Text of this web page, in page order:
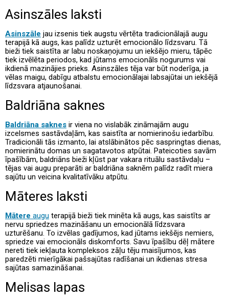
Asinszāles laksti
Asinszāle jau izsenis tiek augstu vērtēta tradicionālajā augu
terapijā kā augs, kas palīdz uzturēt emocionālo līdzsvaru. Tā
bieži tiek saistīta ar labu noskaņojumu un iekšējo mieru, tāpēc
tiek izvēlēta periodos, kad jūtams emocionāls nogurums vai
ikdienā mazinājies prieks. Asinszāles tēja var būt noderīga, ja
vēlas maigu, dabīgu atbalstu emocionālajai labsajūtai un iekšējā
līdzsvara atjaunošanai.
Baldriāna saknes
Baldriāna saknes ir viena no vislabāk zināmajām augu
izcelsmes sastāvdaļām, kas saistīta ar nomierinošu iedarbību.
Tradicionāli tās izmanto, lai atslābinātos pēc saspringtas dienas,
nomierinātu domas un sagatavotos atpūtai. Pateicoties savām
īpašībām, baldriāns bieži kļūst par vakara rituālu sastāvdaļu –
tējas vai augu preparāti ar baldriāna saknēm palīdz radīt miera
sajūtu un veicina kvalitatīvāku atpūtu.
Māteres laksti
Mātere augu terapijā bieži tiek minēta kā augs, kas saistīts ar
nervu spriedzes mazināšanu un emocionālā līdzsvara
uzturēšanu. To izvēlas gadījumos, kad jūtams iekšējs nemiers,
spriedze vai emocionāls diskomforts. Savu īpašību dēļ mātere
nereti tiek iekļauta kompleksos zāļu tēju maisījumos, kas
paredzēti mierīgākai pašsajūtas radīšanai un ikdienas stresa
sajūtas samazināšanai.
Melisas lapas